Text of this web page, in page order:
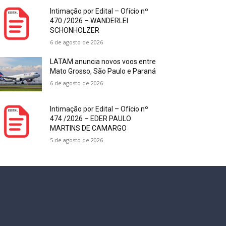
Intimação por Edital – Ofício nº
470 /2026 – WANDERLEI
SCHONHOLZER
6 de agosto de 2026
LATAM anuncia novos voos entre
Mato Grosso, São Paulo e Paraná
6 de agosto de 2026
Intimação por Edital – Ofício nº
474 /2026 – EDER PAULO
MARTINS DE CAMARGO
5 de agosto de 2026